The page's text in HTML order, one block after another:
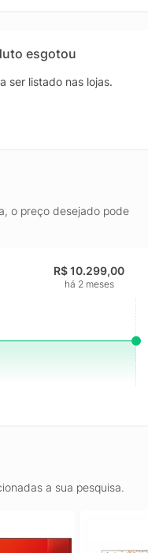
esgotou
ser listado nas lojas.
o preço desejado pode
R$ 10.299,00
há 2 meses
a sua pesquisa.